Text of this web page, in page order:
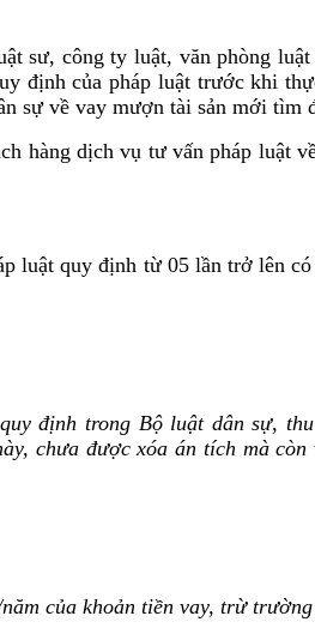
sư, công ty luật, văn phòng
định của pháp luật trước khi
sự về vay mượn tài sản mới
hàng dịch vụ tư vấn pháp luật
luật quy định từ 05 lần trở lên
định trong Bộ luật dân sự,
chưa được xóa án tích mà
của khoản tiền vay, trừ